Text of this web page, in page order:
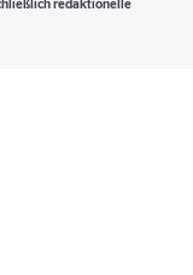
redaktionelle